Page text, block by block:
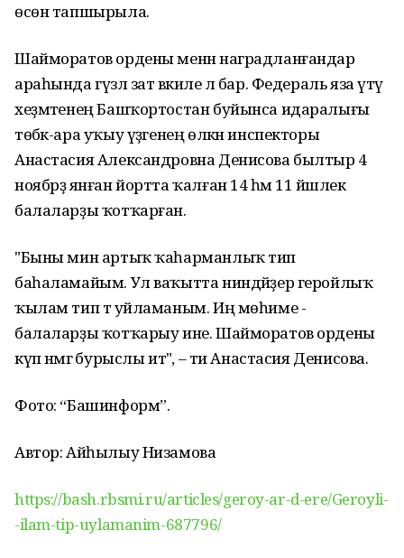
өсөн тапшырыла.
Шайморатов ордены менән наградланғандар
араһында гүзәл зат вәкиле лә бар. Федераль яза үтәү
хеҙмәтенең Башҡортостан буйынса идаралығы
төбәк-ара уҡыу үҙәгенең өлкән инспекторы
Анастасия Александровна Денисова былтыр 4
ноябрҙә янған йортта ҡалған 14 һәм 11 йәшлек
балаларҙы ҡотҡарған.
"Быны мин артыҡ ҡаһарманлыҡ тип
баһаламайым. Ул ваҡытта ниндәйҙер геройлыҡ
ҡылам тип тә уйламаным. Иң мөһиме -
балаларҙы ҡотҡарыу ине. Шайморатов ордены
күп нәмәгә бурыслы итә", – ти Анастасия Денисова.
Фото: “Башинформ”.
Автор: Айһылыу Низамова
https://bash.rbsmi.ru/articles/geroy-ar-d-ere/Geroyli-
-ilam-tip-uylamanim-687796/